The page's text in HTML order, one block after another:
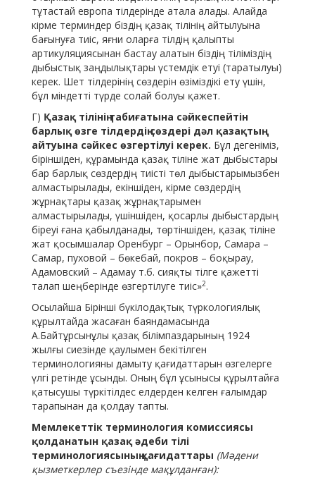
тұтастай европа тілдерінде атала алады. Алайда
кірме терминдер біздің қазақ тілінің айтылуына
бағынуға тиіс, яғни оларға тілдің қалыпты
артикуляциясынан бастау алатын біздің тіліміздің
дыбыстық заңдылықтары үстемдік етуі (таратылуы)
керек. Шет тілдерінің сөздерін өзіміздікі ету үшін,
бұл міндетті түрде солай болуы қажет.
Г) Қазақ тілінің табиғатына сәйкеспейтін
барлық өзге тілдердің сөздері дәл қазақтың
айтуына сәйкес өзгертілуі керек. Бұл дегеніміз,
біріншіден, құрамында қазақ тіліне жат дыбыстары
бар барлық сөздердің тиісті төл дыбыстарымызбен
алмастырылады, екіншіден, кірме сөздердің
жұрнақтары қазақ жұрнақтарымен
алмастырылады, үшіншіден, қосарлы дыбыстардың
біреуі ғана қабылданады, төртіншіден, қазақ тіліне
жат қосымшалар Оренбург – Орынбор, Самара –
Самар, пуховой – бөкебай, покров – боқырау,
Адамовский – Адамау т.б. сияқты тілге қажетті
талап шеңберінде өзгертілуге тиіс»2.
Осылайша Бірінші бүкілодақтық түркологиялық
құрылтайда жасаған баяндамасында
А.Байтұрсынұлы қазақ білімпаздарының 1924
жылғы сиезінде қаулымен бекітілген
терминологияны дамыту қағидаттарын өзгелерге
үлгі ретінде ұсынды. Оның бұл ұсынысы құрылтайға
қатысушы түркітілдес елдерден келген ғалымдар
тарапынан да қолдау тапты.
Мемлекеттік терминология комиссиясы
қолданатын қазақ әдеби тілі
терминологиясының қағидаттары (Мәдени
қызметкерлер съезінде мақұлданған):